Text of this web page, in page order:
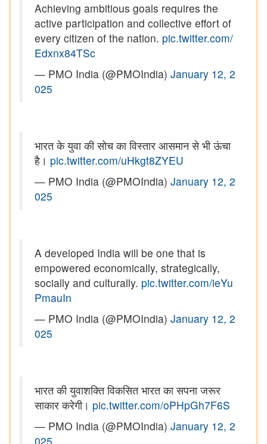
Achieving ambitious goals requires the
active participation and collective effort of
every citizen of the nation. pic.twitter.com/
Edxnx84TSc
— PMO India (@PMOIndia) January 12, 2
025
भारत के युवा की सोच का विस्तार आसमान से भी ऊंचा
है। pic.twitter.com/uHkgt8ZYEU
— PMO India (@PMOIndia) January 12, 2
025
A developed India will be one that is
empowered economically, strategically,
socially and culturally. pic.twitter.com/ieYu
PmauIn
— PMO India (@PMOIndia) January 12, 2
025
भारत की युवाशक्ति विकसित भारत का सपना जरूर
साकार करेगी। pic.twitter.com/oPHpGh7F6S
— PMO India (@PMOIndia) January 12, 2
025